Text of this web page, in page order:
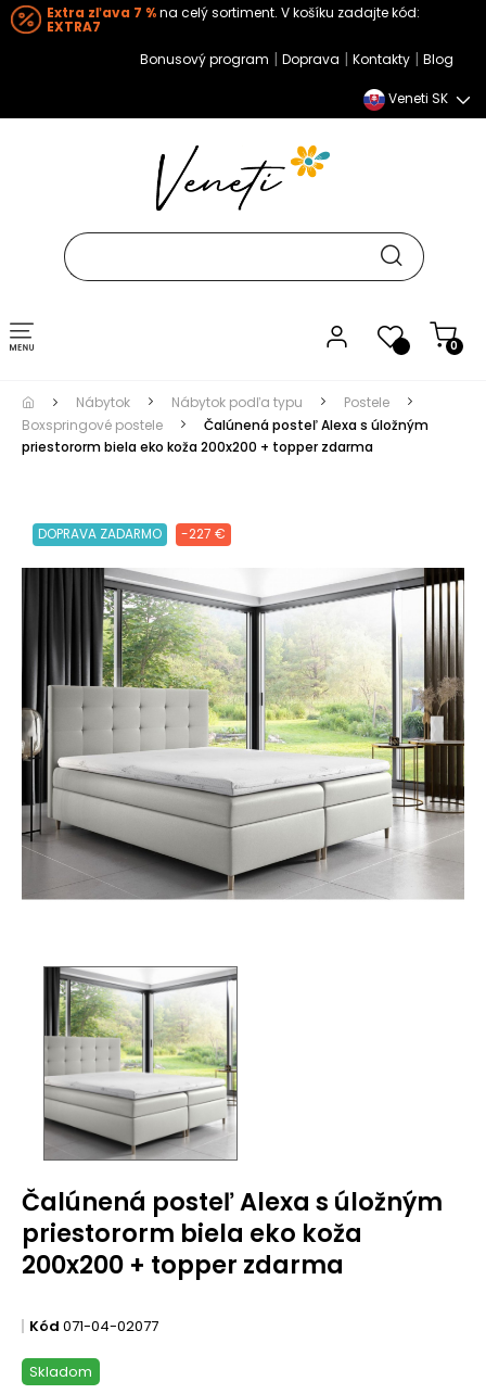
Extra zľava 7 %na celý sortiment. V košíku zadajte kód:
EXTRA7
Bonusový program | Doprava | Kontakty | Blog
Veneti SK
0
Toggle navigation
Nábytok Nábytok podľa typu
Postele
Boxspringové postele
Čalúnená posteľ Alexa s úložným
priestororm biela eko koža 200x200 + topper zdarma
DOPRAVA ZADARMO -227 €
Čalúnená posteľ Alexa s úložným
priestororm biela eko koža
200x200 + topper zdarma
Kód 071-04-02077
Skladom